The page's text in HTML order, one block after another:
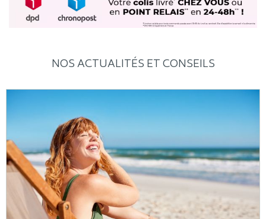
NOS ACTUALITÉS ET CONSEILS